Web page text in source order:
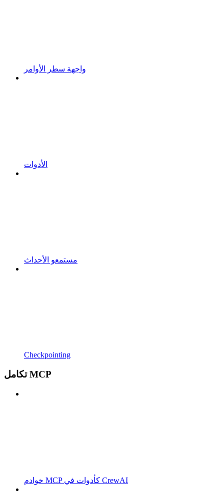
واجهة سطر الأوامر
الأدوات
مستمعو الأحداث
Checkpointing
تكامل MCP
خوادم MCP كأدوات في CrewAI